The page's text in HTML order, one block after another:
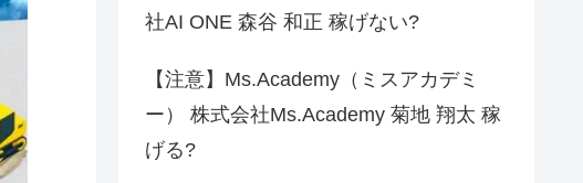
社AI ONE 森谷 和正 稼げない?
【注意】Ms.Academy（ミスアカデミ
ー） 株式会社Ms.Academy 菊地 翔太 稼
げる?